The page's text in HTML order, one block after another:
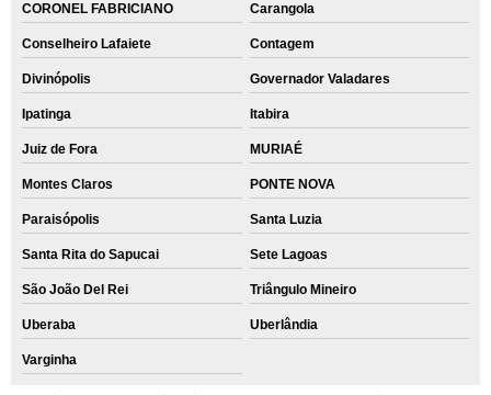
CORONEL FABRICIANO Carangola
Conselheiro Lafaiete Contagem
Divinópolis Governador Valadares
Ipatinga Itabira
Juiz de Fora MURIAÉ
Montes Claros PONTE NOVA
Paraisópolis Santa Luzia
Santa Rita do Sapucai Sete Lagoas
São João Del Rei Triângulo Mineiro
Uberaba Uberlândia
Varginha